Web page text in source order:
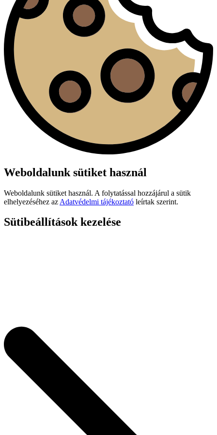
Weboldalunk sütiket használ
Weboldalunk sütiket használ. A folytatással hozzájárul a sütik
elhelyezéséhez az Adatvédelmi tájékoztató leírtak szerint.
Sütibeállítások kezelése